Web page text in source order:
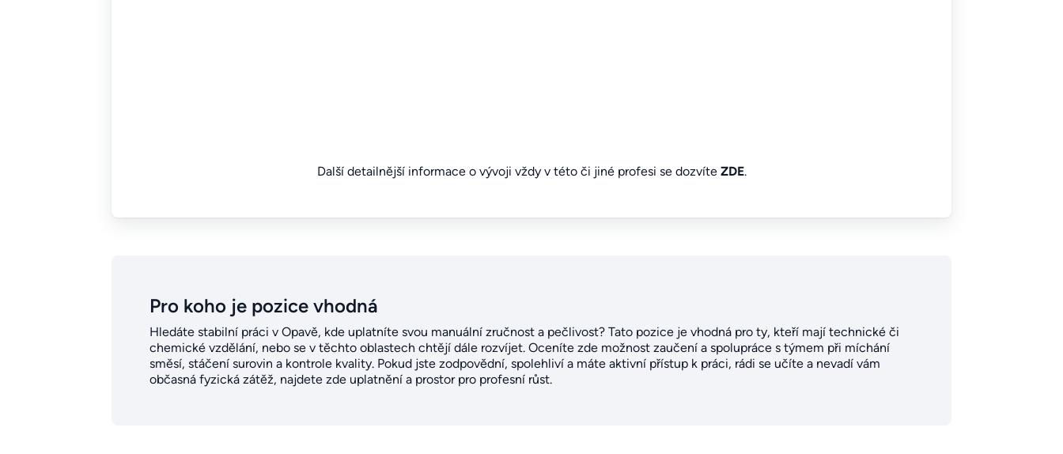
Další detailnější informace o vývoji vždy v této či jiné profesi se dozvíte ZDE.
Pro koho je pozice vhodná
Hledáte stabilní práci v Opavě, kde uplatníte svou manuální zručnost a pečlivost? Tato pozice je vhodná pro ty, kteří mají technické či
chemické vzdělání, nebo se v těchto oblastech chtějí dále rozvíjet. Oceníte zde možnost zaučení a spolupráce s týmem při míchání
směsí, stáčení surovin a kontrole kvality. Pokud jste zodpovědní, spolehliví a máte aktivní přístup k práci, rádi se učíte a nevadí vám
občasná fyzická zátěž, najdete zde uplatnění a prostor pro profesní růst.